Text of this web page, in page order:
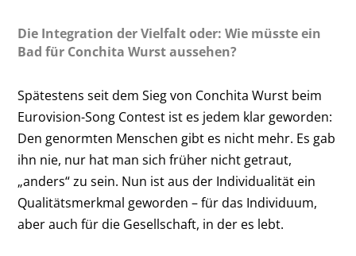
Die Integration der Vielfalt oder: Wie müsste ein
Bad für Conchita Wurst aussehen?
Spätestens seit dem Sieg von Conchita Wurst beim
Eurovision-Song Contest ist es jedem klar geworden:
Den genormten Menschen gibt es nicht mehr. Es gab
ihn nie, nur hat man sich früher nicht getraut,
„anders“ zu sein. Nun ist aus der Individualität ein
Qualitätsmerkmal geworden – für das Individuum,
aber auch für die Gesellschaft, in der es lebt.